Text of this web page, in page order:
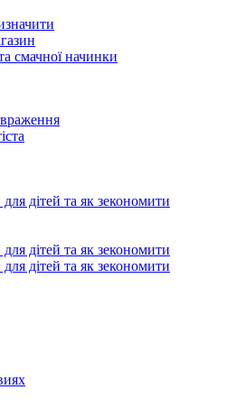
смачної начинки
дітей та як зекономити
дітей та як зекономити
дітей та як зекономити